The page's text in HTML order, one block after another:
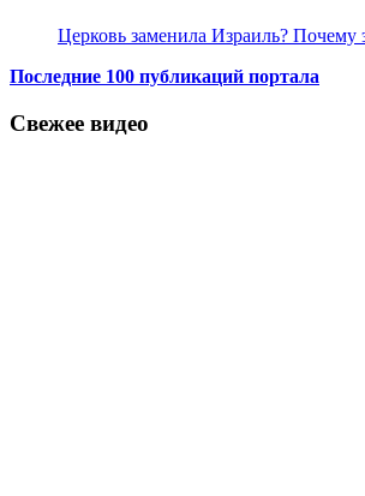
Церковь заменила Израиль? Почему
Последние 100 публикаций портала
Свежее видео